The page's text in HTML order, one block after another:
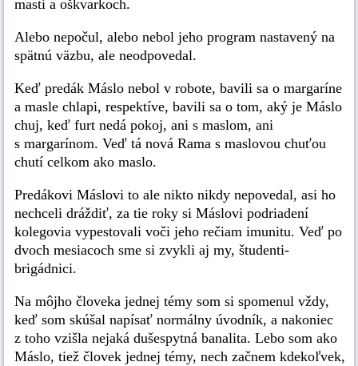
masti a oškvarkoch.
Alebo nepočul, alebo nebol jeho program nastavený na
spätnú väzbu, ale neodpovedal.
Keď predák Máslo nebol v robote, bavili sa o margaríne
a masle chlapi, respektíve, bavili sa o tom, aký je Máslo
chuj, keď furt nedá pokoj, ani s maslom, ani
s margarínom. Veď tá nová Rama s maslovou chuťou
chutí celkom ako maslo.
Predákovi Máslovi to ale nikto nikdy nepovedal, asi ho
nechceli dráždiť, za tie roky si Máslovi podriadení
kolegovia vypestovali voči jeho rečiam imunitu. Veď po
dvoch mesiacoch sme si zvykli aj my, študenti-
brigádnici.
Na môjho človeka jednej témy som si spomenul vždy,
keď som skúšal napísať normálny úvodník, a nakoniec
z toho vzišla nejaká dušespytná banalita. Lebo som ako
Máslo, tiež človek jednej témy, nech začnem kdekoľvek,